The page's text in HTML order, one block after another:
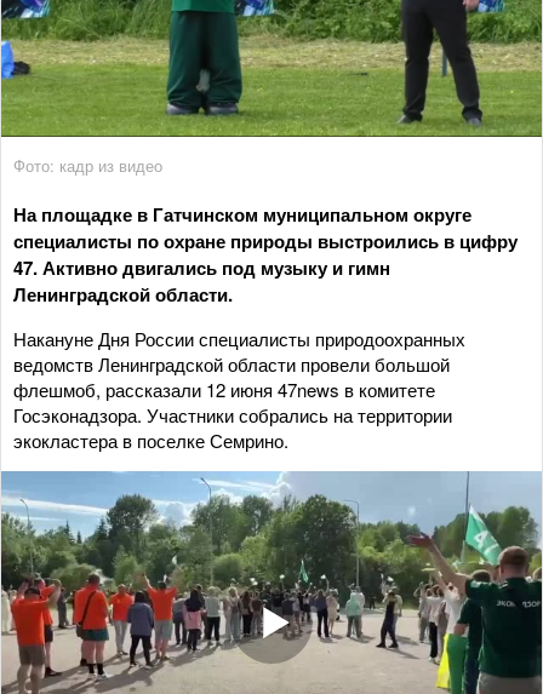
Фото: кадр из видео
На площадке в Гатчинском муниципальном округе
специалисты по охране природы выстроились в цифру
47. Активно двигались под музыку и гимн
Ленинградской области.
Накануне Дня России специалисты природоохранных
ведомств Ленинградской области провели большой
флешмоб, рассказали 12 июня 47news в комитете
Госэконадзора. Участники собрались на территории
экокластера в поселке Семрино.